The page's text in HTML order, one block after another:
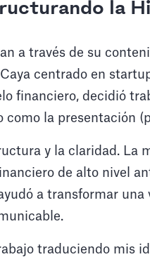
la
a través de su
centrado en
financiero, decidió
como la presentación
y la claridad. La
de alto nivel
a transformar
traduciendo mis